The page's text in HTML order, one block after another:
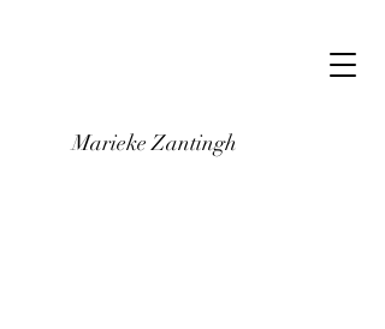
Marieke Zantingh